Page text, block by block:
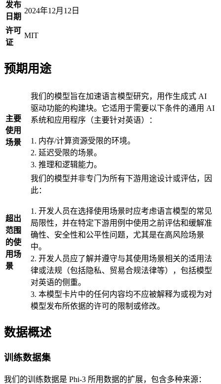
发布
日期
2024年12月12日
许可
证
MIT
预期用途
主要
使用
场景
我们的模型旨在加速语言模型研究，用作生成式 AI
驱动功能的构建块。它适用于需要以下条件的通用 AI
系统和应用程序（主要针对英语）：
1. 内存/计算资源受限的环境。
2. 延迟受限的场景。
3. 推理和逻辑能力。
超出
范围
的使
用场
景
我们的模型并非专门为所有下游用途设计或评估，因
此：
1. 开发人员在选择使用场景时应考虑语言模型的常见
局限性，并在特定下游用例中使用之前评估和缓解准
确性、安全性和公平性问题，尤其是在高风险场景
中。
2. 开发人员应了解并遵守与其使用场景相关的适用法
律或法规（包括隐私、贸易合规法律等），包括模型
对英语的侧重。
3. 本模型卡片中的任何内容均不应被解释为或视为对
模型发布所依据的许可的限制或修改。
数据概述
训练数据集
我们的训练数据是 Phi-3 所用数据的扩展，包含多种来源：